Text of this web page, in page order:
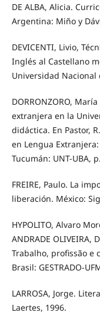
DE ALBA, Alicia.
Argentina: Miño y
DEVICENTI, Livio,
Inglés al Castellano
Universidad Nacional
DORRONZORO,
extranjera en la
didáctica. En Pastor,
en Lengua
Tucumán: UNT-UBA,
FREIRE, Paulo. La
liberación. México:
HYPOLITO, Alvaro
ANDRADE OLIVEIRA,
Trabalho, profissão e
Brasil: GESTRADO-
LARROSA, Jorge.
Laertes, 1996.